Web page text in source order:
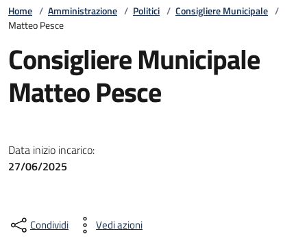
Home / Amministrazione / Politici / Consigliere Municipale /
Matteo Pesce
Consigliere Municipale
Matteo Pesce
Data inizio incarico:
27/06/2025
Condividi Vedi azioni